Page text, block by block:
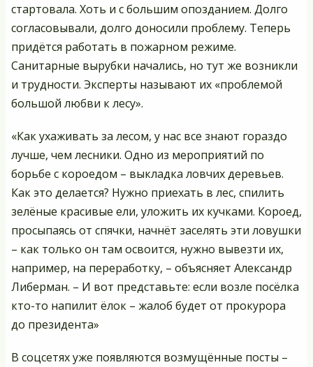
стартовала. Хоть и с большим опозданием. Долго
согласовывали, долго доносили проблему. Теперь
придётся работать в пожарном режиме.
Санитарные вырубки начались, но тут же возникли
и трудности. Эксперты называют их «проблемой
большой любви к лесу».
«Как ухаживать за лесом, у нас все знают гораздо
лучше, чем лесники. Одно из мероприятий по
борьбе с короедом – выкладка ловчих деревьев.
Как это делается? Нужно приехать в лес, спилить
зелёные красивые ели, уложить их кучками. Короед,
просыпаясь от спячки, начнёт заселять эти ловушки
– как только он там освоится, нужно вывезти их,
например, на переработку, – объясняет Александр
Либерман. – И вот представьте: если возле посёлка
кто-то напилит ёлок – жалоб будет от прокурора
до президента»
В соцсетях уже появляются возмущённые посты –